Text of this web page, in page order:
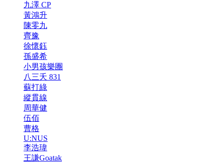
九澤 CP
黃鴻升
陳零九
齊豫
徐懷鈺
孫盛希
小男孩樂團
八三夭 831
蘇打綠
縱貫線
周華健
伍佰
曹格
U:NUS
李浩瑋
王謙Goatak